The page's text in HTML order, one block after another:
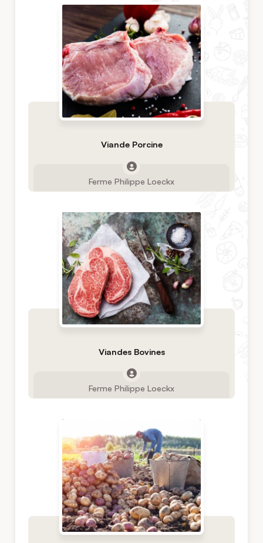
Viande Porcine
Ferme Philippe Loeckx
Viandes Bovines
Ferme Philippe Loeckx